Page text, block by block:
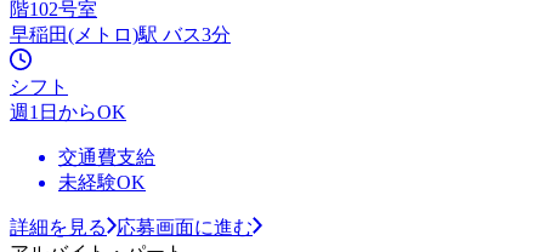
階102号室
早稲田(メトロ)駅 バス3分
シフト
週1日からOK
交通費支給
未経験OK
詳細を見る
応募画面に進む